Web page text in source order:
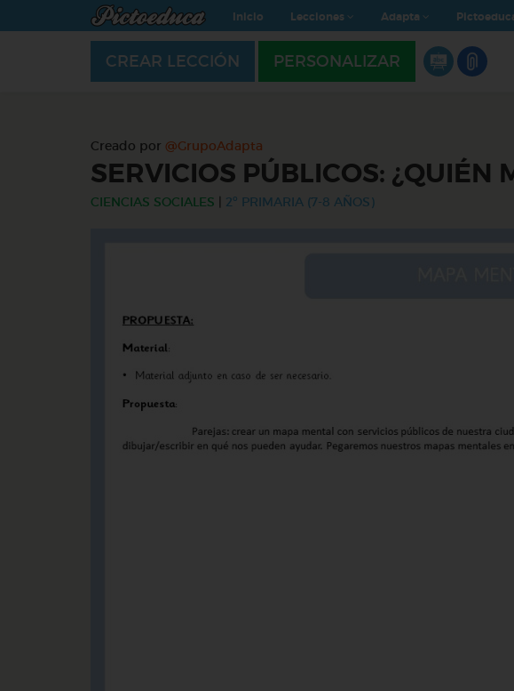
Inicio Lecciones Adapta
CREAR LECCIÓN PERSONALIZAR
Creado por @GrupoAdapta
SERVICIOS PÚBLICOS: ¿QUIÉN
CIENCIAS SOCIALES 2º PRIMARIA (7-8 AÑOS)